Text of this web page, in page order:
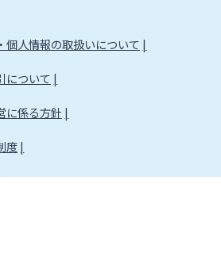
個人情報の取扱いについて
について
に係る方針
度